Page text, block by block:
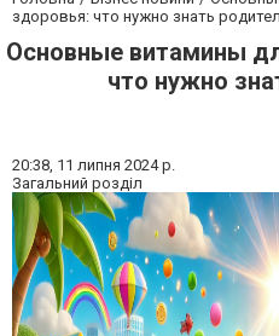
здоровья: что нужно знать
Основные витамины
что нужно
20:38, 11 липня 2024 р.
Загальний розділ